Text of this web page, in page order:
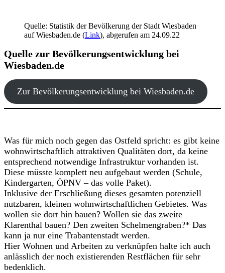
Quelle: Statistik der Bevölkerung der Stadt Wiesbaden
auf Wiesbaden.de (Link), abgerufen am 24.09.22
Quelle zur Bevölkerungsentwicklung bei
Wiesbaden.de
Zur Bevölkerungsentwicklung bei Wiesbaden.de
Was für mich noch gegen das Ostfeld spricht: es gibt keine
wohnwirtschaftlich attraktiven Qualitäten dort, da keine
entsprechend notwendige Infrastruktur vorhanden ist.
Diese müsste komplett neu aufgebaut werden (Schule,
Kindergarten, ÖPNV – das volle Paket).
Inklusive der Erschließung dieses gesamten potenziell
nutzbaren, kleinen wohnwirtschaftlichen Gebietes. Was
wollen sie dort hin bauen? Wollen sie das zweite
Klarenthal bauen? Den zweiten Schelmengraben?* Das
kann ja nur eine Trabantenstadt werden.
Hier Wohnen und Arbeiten zu verknüpfen halte ich auch
anlässlich der noch existierenden Restflächen für sehr
bedenklich.